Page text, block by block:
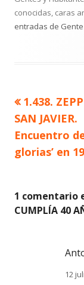
conocidas, caras
entradas de
de
entradas
Artículo
anterior
1.438.
SAN JAVIER.
Encuentro
glorias’ en
1 comentario
CUMPLÍA 40
12